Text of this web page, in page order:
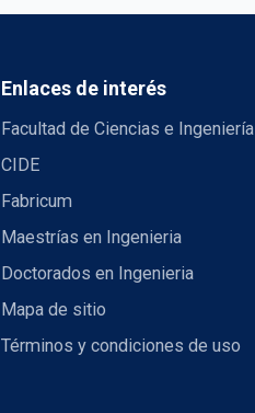
Enlaces de interés
Facultad de Ciencias e Ingeniería
CIDE
Fabricum
Maestrías en Ingenieria
Doctorados en Ingenieria
Mapa de sitio
Términos y condiciones de uso